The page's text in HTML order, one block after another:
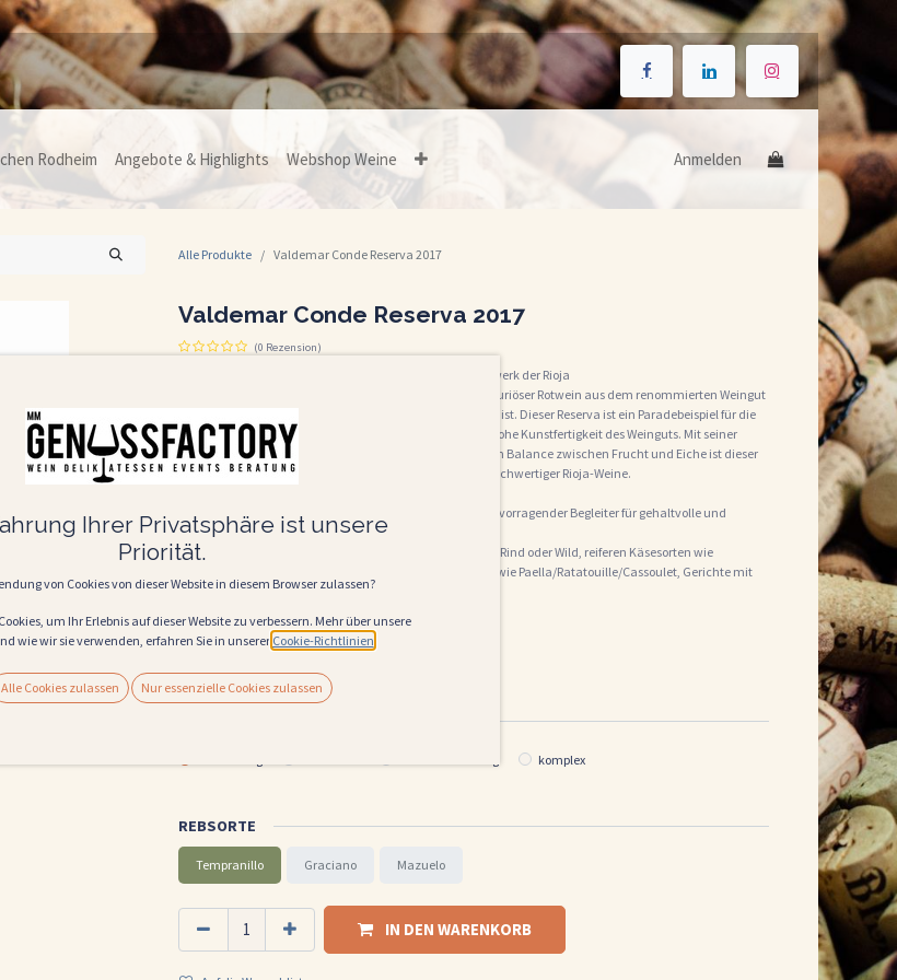
Rodheim Angebote & Highlights Webshop Weine Anmelden
Alle Produkte Valdemar Conde Reserva 2017
Valdemar Conde Reserva 2017
(0 Rezension)
Valdemar Conde de Valdemar Reserva 2017 – Ein Meisterwerk der Rioja
Der Valdemar Conde de Valdemar Reserva 2017 ist ein luxuriöser Rotwein aus dem renommierten Weingut
Valdemar, das in der legendären Rioja-Region beheimatet ist. Dieser Reserva ist ein Paradebeispiel für die
Tradition und Innovation der Rioja und repräsentiert die hohe Kunstfertigkeit des Weinguts. Mit seiner
tiefen Farbe, komplexen Aromatik und der hervorragenden Balance zwischen Frucht und Eiche ist dieser
Wein eine wahre Entdeckung für Kenner und Liebhaber hochwertiger Rioja-Weine.
Der Valdemar Conde de Valdemar Reserva 2017 ist ein hervorragender Begleiter für gehaltvolle und
aromatische Gerichte:
Gegrilltes oder geschmortes Fleisch, insbesondere Lamm, Rind oder Wild, reiferen Käsesorten wie
Manchego/Comté/Blaukäse, herzhaft gewürzte Gerichte wie Paella/Ratatouille/Cassoulet, Gerichte mit
Pilzen oder Trüffeln.
26,00€ Alle Preise inkl. MwSt.
(34,67€Liter)
komplex
REBSORTE
Tempranillo Graciano Mazuelo
IN DEN WARENKORB
Ihrer Privatsphäre ist unsere
Priorität.
von Cookies von dieser Website in diesem Browser zulassen?
um Ihr Erlebnis auf dieser Website zu verbessern. Mehr über unsere
wie wir sie verwenden, erfahren Sie in unserer Cookie-Richtlinien
Alle Cookies zulassen Nur essenzielle Cookies zulassen